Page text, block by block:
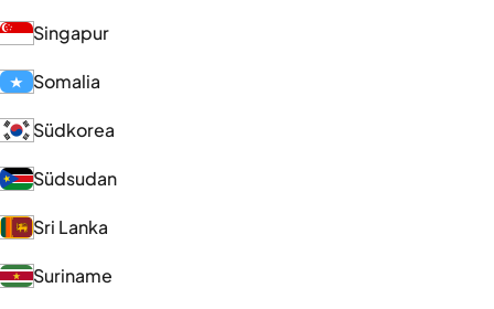
Singapur
Somalia
Südkorea
Südsudan
Sri Lanka
Suriname